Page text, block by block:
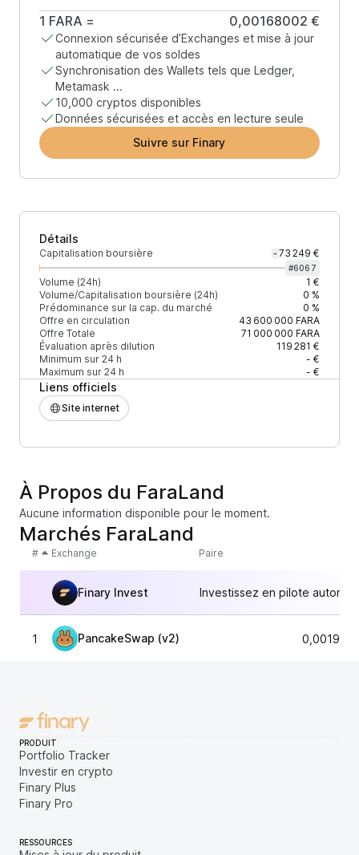
1 FARA = 0,00168002 €
Connexion sécurisée d’Exchanges et mise à jour
automatique de vos soldes
Synchronisation des Wallets tels que Ledger,
Metamask ...
10,000 cryptos disponibles
Données sécurisées et accès en lecture seule
Suivre sur Finary
Détails
Capitalisation boursière - 73 249 €
#6067
Volume (24h)
1 €
Volume/Capitalisation boursière (24h)
0 %
Prédominance sur la cap. du marché
0 %
Offre en circulation
43 600 000 FARA
Offre Totale
71 000 000 FARA
Évaluation après dilution
119 281 €
Minimum sur 24 h
- €
Maximum sur 24 h
- €
Liens officiels
Site internet
À Propos du FaraLand
Aucune information disponible pour le moment.
Marchés FaraLand
# Exchange Paire
Finary Invest Investissez en pilote
1 PancakeSwap (v2)
PRODUIT
Portfolio Tracker
Investir en crypto
Finary Plus
Finary Pro
RESSOURCES